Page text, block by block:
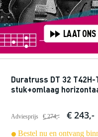
Duratruss DT 32 T42H-
stuk+omlaag
Adviesprijs € 274,- € 243,-
Bestel nu en ontvang